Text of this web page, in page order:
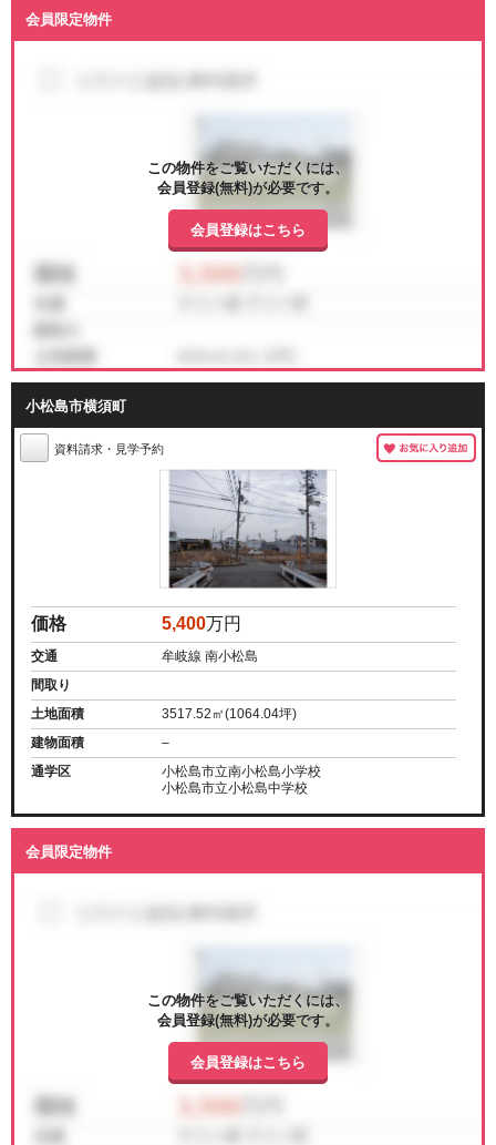
会員限定物件
この物件をご覧いただくには、
会員登録(無料)が必要です。
会員登録はこちら
小松島市横須町
資料請求・見学予約
価格 5,400万円
交通
牟岐線 南小松島
間取り
土地面積
3517.52㎡(1064.04坪)
建物面積
–
通学区
小松島市立南小松島小学校
小松島市立小松島中学校
会員限定物件
この物件をご覧いただくには、
会員登録(無料)が必要です。
会員登録はこちら